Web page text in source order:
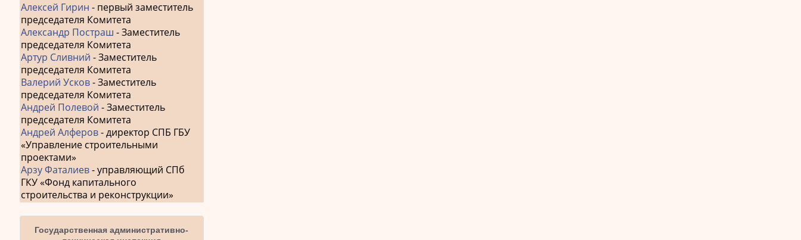
Алексей Гирин - первый заместитель
председателя Комитета
Александр Постраш - Заместитель
председателя Комитета
Артур Сливний - Заместитель
председателя Комитета
Валерий Усков- Заместитель
председателя Комитета
Андрей Полевой - Заместитель
председателя Комитета
Андрей Алферов- директор СПБ ГБУ
«Управление строительными
проектами»
Арзу Фаталиев- управляющий СПб
ГКУ «Фонд капитального
строительства и реконструкции»
Государственная административно-